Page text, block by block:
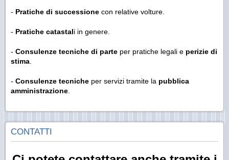
- Pratiche di successione con relative volture.
- Pratiche catastali in genere.
- Consulenze tecniche di parte per pratiche legali e perizie di
stima.
- Consulenze tecniche per servizi tramite la pubblica
amministrazione.
CONTATTI